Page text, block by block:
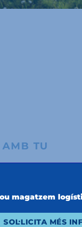
AMB TU
per
magatzem
SOL·LICITA MÉS